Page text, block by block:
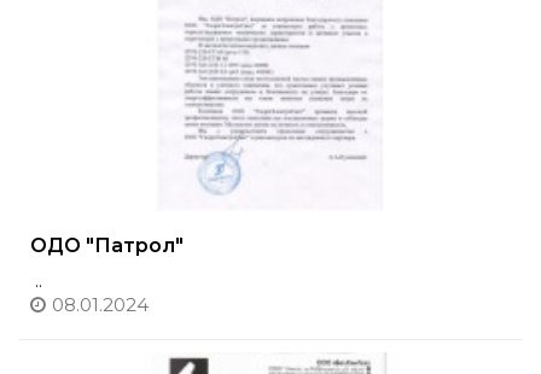
ОДО "Патрол"
..
08.01.2024